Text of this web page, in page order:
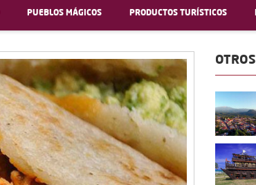
PUEBLOS MÁGICOS PRODUCTOS TURÍSTICOS
OTROS